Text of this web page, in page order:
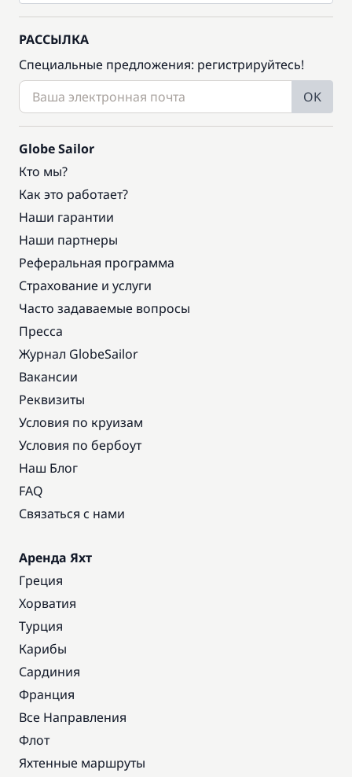
РАССЫЛКА
Специальные предложения: регистрируйтесь!
OK
Globe Sailor
Кто мы?
Как это работает?
Наши гарантии
Наши партнеры
Реферальная программа
Страхование и услуги
Часто задаваемые вопросы
Пресса
Журнал GlobeSailor
Вакансии
Реквизиты
Условия по круизам
Условия по бербоут
Наш Блог
FAQ
Связаться с нами
Аренда Яхт
Греция
Хорватия
Турция
Карибы
Сардиния
Франция
Все Направления
Флот
Яхтенные маршруты